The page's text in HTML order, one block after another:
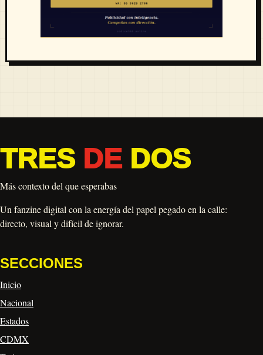
TRES DEDOS
Más contexto del que esperabas
Un fanzine digital con la energía del papel pegado en la calle:
directo, visual y difícil de ignorar.
SECCIONES
Inicio
Nacional
Estados
CDMX